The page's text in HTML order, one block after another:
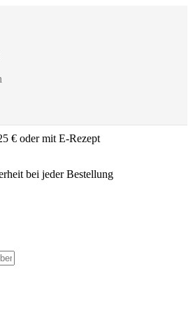
€ oder mit E-Rezept
bei jeder Bestellung